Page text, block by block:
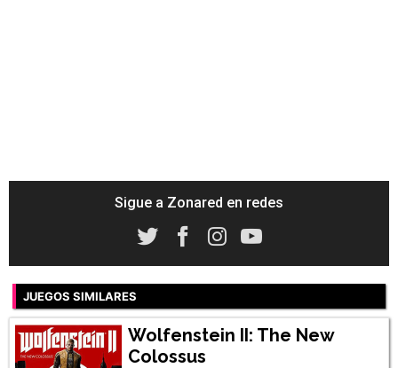
Sigue a Zonared en redes
JUEGOS SIMILARES
Wolfenstein II: The New
Colossus